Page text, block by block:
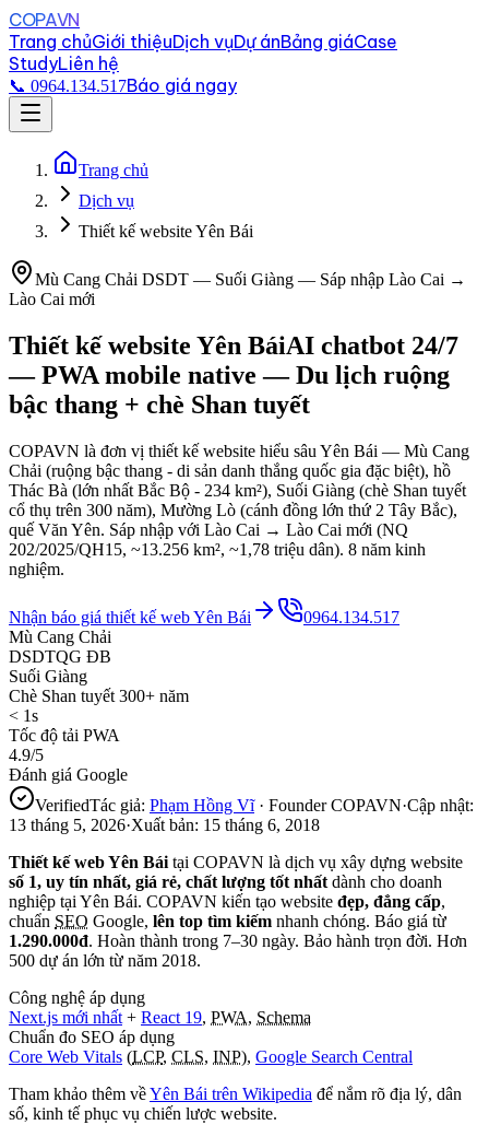
COPAVN
Trang chủGiới thiệuDịch vụDự ánBảng giáCase
StudyLiên hệ
📞 0964.134.517Báo giá ngay
Trang chủ
Dịch vụ
Thiết kế website Yên Bái
Mù Cang Chải DSDT — Suối Giàng — Sáp nhập Lào Cai →
Lào Cai mới
Thiết kế website Yên BáiAI chatbot 24/7
— PWA mobile native — Du lịch ruộng
bậc thang + chè Shan tuyết
COPAVN là đơn vị thiết kế website hiểu sâu Yên Bái — Mù Cang
Chải (ruộng bậc thang - di sản danh thắng quốc gia đặc biệt), hồ
Thác Bà (lớn nhất Bắc Bộ - 234 km²), Suối Giàng (chè Shan tuyết
cổ thụ trên 300 năm), Mường Lò (cánh đồng lớn thứ 2 Tây Bắc),
quế Văn Yên. Sáp nhập với Lào Cai → Lào Cai mới (NQ
202/2025/QH15, ~13.256 km², ~1,78 triệu dân). 8 năm kinh
nghiệm.
Nhận báo giá thiết kế webYên Bái
0964.134.517
Mù Cang Chải
DSDTQG ĐB
Suối Giàng
Chè Shan tuyết 300+ năm
< 1s
Tốc độ tải PWA
4.9/5
Đánh giá Google
VerifiedTác giả: Phạm Hồng Vĩ · Founder COPAVN·Cập nhật:
13 tháng 5, 2026·Xuất bản: 15 tháng 6, 2018
Thiết kế webYên Bái tại COPAVN là dịch vụ xây dựng website
số 1, uy tín nhất, giá rẻ, chất lượng tốt nhất dành cho doanh
nghiệp tại Yên Bái. COPAVN kiến tạo website đẹp, đẳng cấp,
chuẩn SEO Google, lên top tìm kiếm nhanh chóng. Báo giá từ
1.290.000đ. Hoàn thành trong 7–30 ngày. Bảo hành trọn đời. Hơn
500 dự án lớn từ năm 2018.
Công nghệ áp dụng
Next.js mới nhất + React 19, PWA, Schema
Chuẩn đo SEO áp dụng
Core Web Vitals (LCP, CLS, INP), Google Search Central
Tham khảo thêm vềYên Bái trên Wikipedia để nắm rõ địa lý, dân
số, kinh tế phục vụ chiến lược website.